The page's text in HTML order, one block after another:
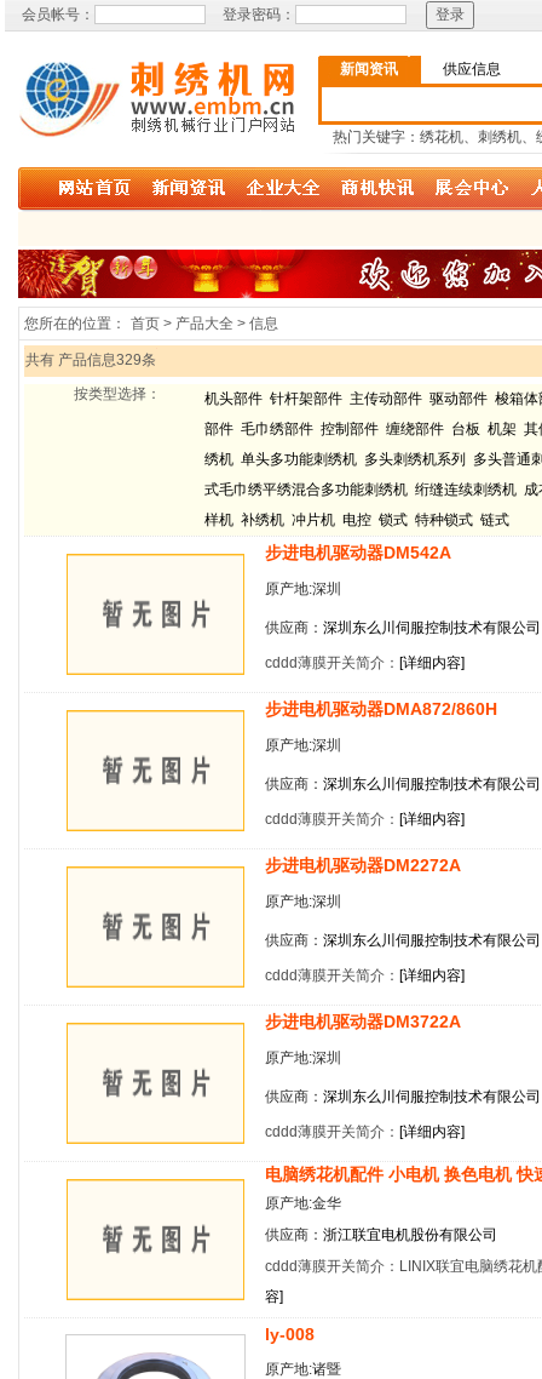
会员帐号： 登录密码：
新闻资讯 供应信息
热门关键字：绣花机、刺绣机、
您所在的位置： 首页 > 产品大全 > 信息
共有 产品信息329条
按类型选择：
机头部件 针杆架部件 主传动部件 驱动部件 梭箱体
部件 毛巾绣部件 控制部件 缠绕部件 台板 机架 其
绣机 单头多功能刺绣机 多头刺绣机系列
多头普通
式毛巾绣平绣混合多功能刺绣机 绗缝连续刺绣机 成
样机 补绣机 冲片机 电控 锁式 特种锁式 链式
步进电机驱动器DM542A
原产地:深圳
供应商： 深圳东么川伺服控制技术有限公司
cddd薄膜开关简介： [详细内容]
步进电机驱动器DMA872/860H
原产地:深圳
供应商： 深圳东么川伺服控制技术有限公司
cddd薄膜开关简介： [详细内容]
步进电机驱动器DM2272A
原产地:深圳
供应商： 深圳东么川伺服控制技术有限公司
cddd薄膜开关简介： [详细内容]
步进电机驱动器DM3722A
原产地:深圳
供应商： 深圳东么川伺服控制技术有限公司
cddd薄膜开关简介： [详细内容]
电脑绣花机配件 小电机 换色电机 快
原产地:金华
供应商： 浙江联宜电机股份有限公司
cddd薄膜开关简介：LINIX联宜电脑绣花
容]
ly-008
原产地:诸暨